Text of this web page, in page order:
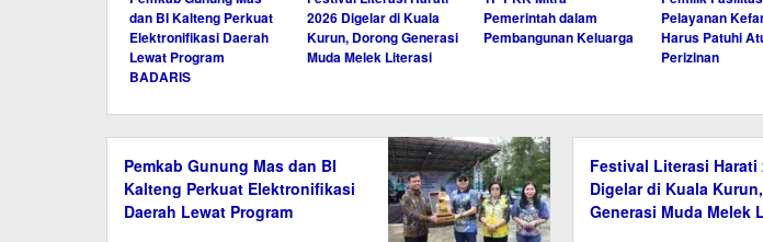
dan BI Kalteng Perkuat
Elektronifikasi Daerah
Lewat Program
BADARIS
2026 Digelar di Kuala
Kurun, Dorong Generasi
Muda Melek Literasi
Pemerintah dalam
Pembangunan Keluarga
Pelayanan
Harus Patuhi
Perizinan
Pemkab Gunung Mas dan BI
Kalteng Perkuat Elektronifikasi
Daerah Lewat Program
Festival Literasi Harati
Digelar di Kuala
Generasi Muda Melek